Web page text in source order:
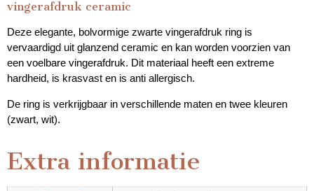
vingerafdruk ceramic
Deze elegante, bolvormige zwarte vingerafdruk ring is
vervaardigd uit glanzend ceramic en kan worden voorzien van
een voelbare vingerafdruk. Dit materiaal heeft een extreme
hardheid, is krasvast en is anti allergisch.
De ring is verkrijgbaar in verschillende maten en twee kleuren
(zwart, wit).
Extra informatie